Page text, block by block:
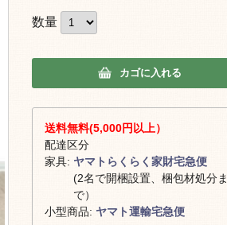
数量
カゴに入れる
送料無料(5,000円以上）
配達区分
家具: ヤマトらくらく家財宅急便
(2名で開梱設置、梱包材処分ま
で）
小型商品: ヤマト運輸宅急便